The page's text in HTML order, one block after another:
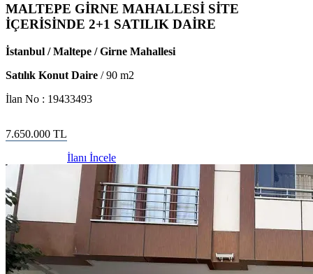
MALTEPE GİRNE MAHALLESİ SİTE
İÇERİSİNDE 2+1 SATILIK DAİRE
İstanbul / Maltepe / Girne Mahallesi
Satılık Konut Daire /90 m2
İlan No : 19433493
7.650.000 TL
İlanı İncele